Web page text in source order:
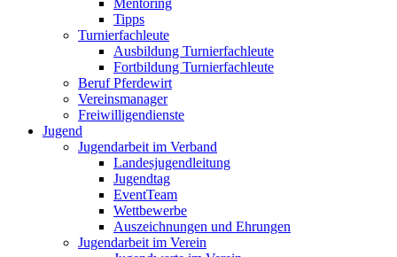
Mentoring
Tipps
Turnierfachleute
Ausbildung Turnierfachleute
Fortbildung Turnierfachleute
Beruf Pferdewirt
Vereinsmanager
Freiwilligendienste
Jugend
Jugendarbeit im Verband
Landesjugendleitung
Jugendtag
EventTeam
Wettbewerbe
Auszeichnungen und Ehrungen
Jugendarbeit im Verein